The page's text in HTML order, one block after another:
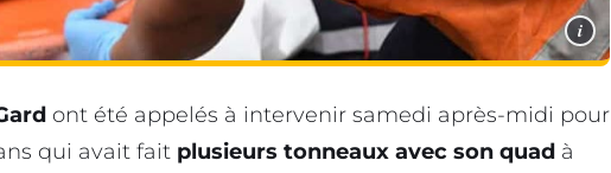
i
ont été appelés à intervenir samedi après-midi pour
qui avait fait plusieurs tonneaux avec son quad à